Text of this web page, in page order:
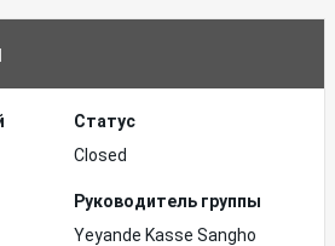
Статус
Closed
Руководитель группы
Yeyande Kasse Sangho